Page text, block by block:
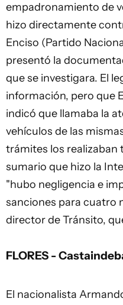
empadronamiento de
hizo directamente
Enciso (Partido
presentó la
que se investigara. El
información, pero que
indicó que llamaba la
vehículos de las
trámites los realizaban
sumario que hizo la
"hubo negligencia e
sanciones para cuatro
director de Tránsito,
FLORES -
El nacionalista